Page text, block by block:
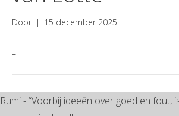
Door | 15 december 2025
–
Rumi - “Voorbij ideeën over goed en fout,